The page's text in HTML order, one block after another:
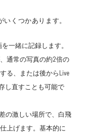
くつかあります。
一緒に記録します。
通常の写真の約2倍の
る、または後からLive
し直すことも可能で
の激しい場所で、白飛
上げます。基本的に